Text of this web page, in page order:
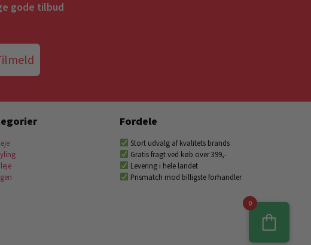
gode tilbud
Fordele
Stort udvalg af kvalitets brands
Gratis fragt ved køb over 399,-
Levering i hele landet
Prismatch mod billigste forhandler
0